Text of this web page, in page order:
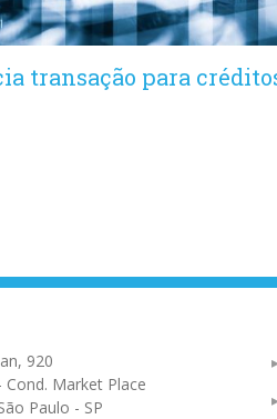
transação para
920
Cond. Market Place
Paulo - SP